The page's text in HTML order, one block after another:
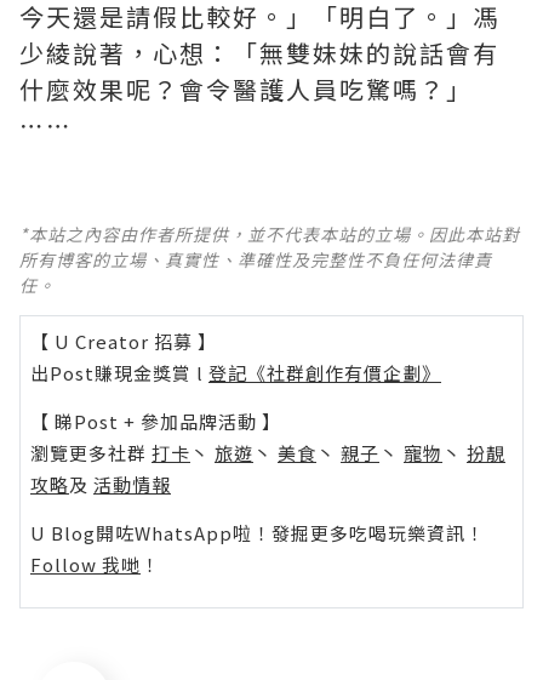
今天還是請假比較好。」「明白了。」馮
少綾說著，心想：「無雙妹妹的說話會有
什麼效果呢？會令醫護人員吃驚嗎？」
⋯⋯
*本站之內容由作者所提供，並不代表本站的立場。因此本站對
所有博客的立場、真實性、準確性及完整性不負任何法律責
任。
【 U Creator 招募 】
出Post賺現金獎賞 l 登記《社群創作有價企劃》
【 睇Post + 參加品牌活動 】
瀏覽更多社群 打卡 丶 旅遊 丶 美食 丶 親子 丶 寵物 丶 扮靚
攻略及 活動情報
U Blog開咗WhatsApp啦！發掘更多吃喝玩樂資訊！
Follow 我哋 ！